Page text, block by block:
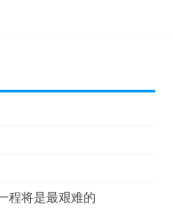
程将是最艰难的